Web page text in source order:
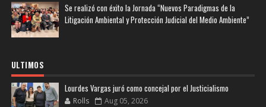
Se realizó con éxito la Jornada “Nuevos Paradigmas de la
Litigación Ambiental y Protección Judicial del Medio Ambiente”
ULTIMOS
Lourdes Vargas juró como concejal por el Justicialismo
Rolls Aug 05, 2026